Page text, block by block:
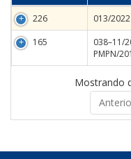
226 013/2022
165
038–11/
PMPN/
Mostrando